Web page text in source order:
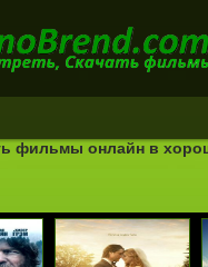
просмотр
в хорошем
фильмы онлайн в